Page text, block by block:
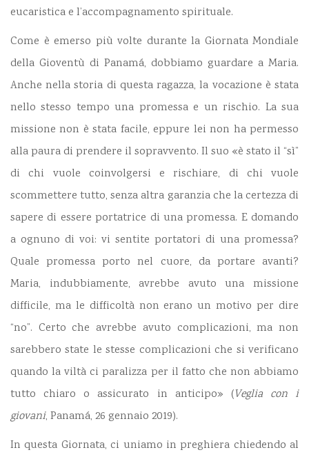
eucaristica e l’accompagnamento spirituale.
Come è emerso più volte durante la Giornata Mondiale
della Gioventù di Panamá, dobbiamo guardare a Maria.
Anche nella storia di questa ragazza, la vocazione è stata
nello stesso tempo una promessa e un rischio. La sua
missione non è stata facile, eppure lei non ha permesso
alla paura di prendere il sopravvento. Il suo «è stato il “sì”
di chi vuole coinvolgersi e rischiare, di chi vuole
scommettere tutto, senza altra garanzia che la certezza di
sapere di essere portatrice di una promessa. E domando
a ognuno di voi: vi sentite portatori di una promessa?
Quale promessa porto nel cuore, da portare avanti?
Maria, indubbiamente, avrebbe avuto una missione
difficile, ma le difficoltà non erano un motivo per dire
“no”. Certo che avrebbe avuto complicazioni, ma non
sarebbero state le stesse complicazioni che si verificano
quando la viltà ci paralizza per il fatto che non abbiamo
tutto chiaro o assicurato in anticipo» (Veglia con i
giovani, Panamá, 26 gennaio 2019).
In questa Giornata, ci uniamo in preghiera chiedendo al